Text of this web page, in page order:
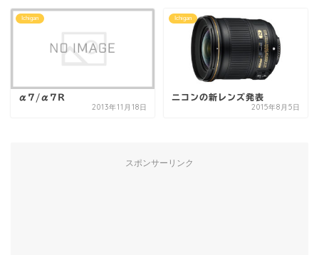
Ichigan
α7/α7R
2013年11月18日
Ichigan
ニコンの新レンズ発表
2015年8月5日
スポンサーリンク